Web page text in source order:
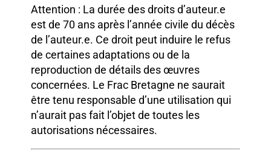
Attention : La durée des droits d’auteur.e
est de 70 ans après l’année civile du décès
de l’auteur.e. Ce droit peut induire le refus
de certaines adaptations ou de la
reproduction de détails des œuvres
concernées. Le Frac Bretagne ne saurait
être tenu responsable d’une utilisation qui
n’aurait pas fait l’objet de toutes les
autorisations nécessaires.